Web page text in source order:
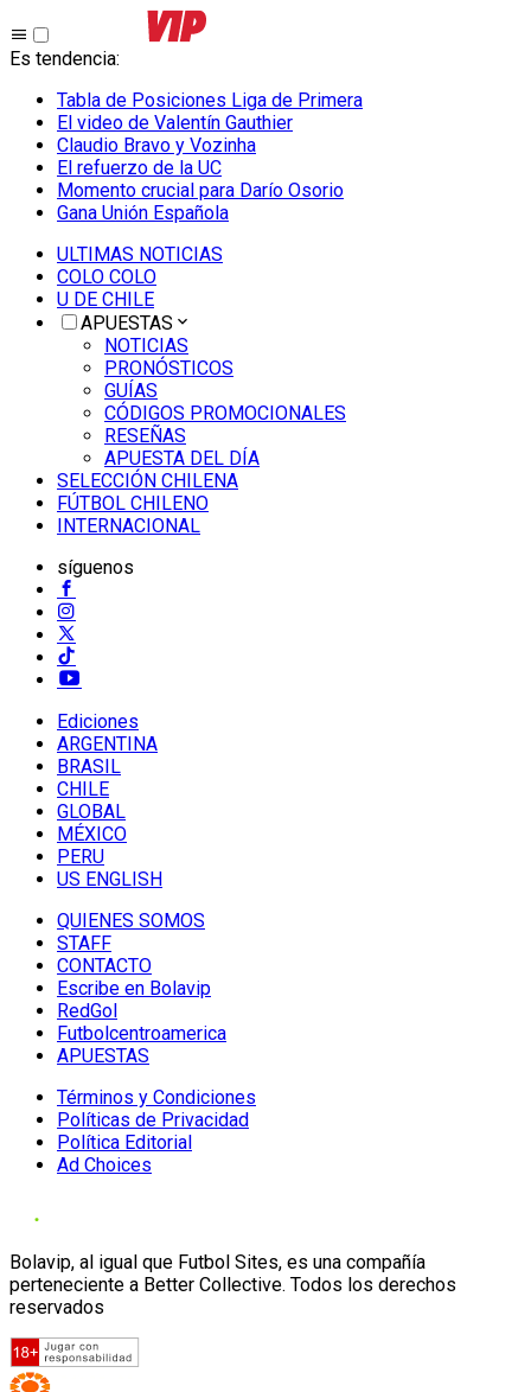
Es tendencia:
Tabla de Posiciones Liga de Primera
El video de Valentín Gauthier
Claudio Bravo y Vozinha
El refuerzo de la UC
Momento crucial para Darío Osorio
Gana Unión Española
ULTIMAS NOTICIAS
COLO COLO
U DE CHILE
APUESTAS
NOTICIAS
PRONÓSTICOS
GUÍAS
CÓDIGOS PROMOCIONALES
RESEÑAS
APUESTA DEL DÍA
SELECCIÓN CHILENA
FÚTBOL CHILENO
INTERNACIONAL
síguenos
Ediciones
ARGENTINA
BRASIL
CHILE
GLOBAL
MÉXICO
PERU
US ENGLISH
QUIENES SOMOS
STAFF
CONTACTO
Escribe en Bolavip
RedGol
Futbolcentroamerica
APUESTAS
Términos y Condiciones
Políticas de Privacidad
Política Editorial
Ad Choices
Bolavip, al igual que Futbol Sites, es una compañía
perteneciente a Better Collective. Todos los derechos
reservados